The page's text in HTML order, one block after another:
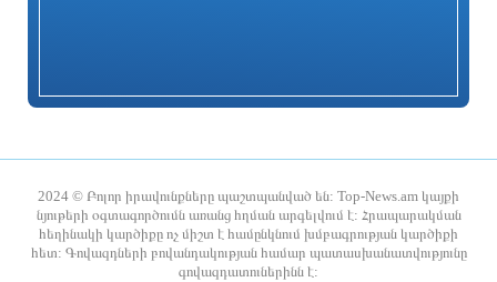
ամիսը
8 ժամ առաջ
գործընթացի մեջ է»
8 ժամ առաջ
2024 © Բոլոր իրավունքները պաշտպանված են: Top-News.am կայքի
նյութերի օգտագործումն առանց հղման արգելվում է: Հրապարակման
հեղինակի կարծիքը ոչ միշտ է համընկնում խմբագրության կարծիքի
հետ: Գովազդների բովանդակության համար պատասխանատվությունը
գովազդատուներինն է: